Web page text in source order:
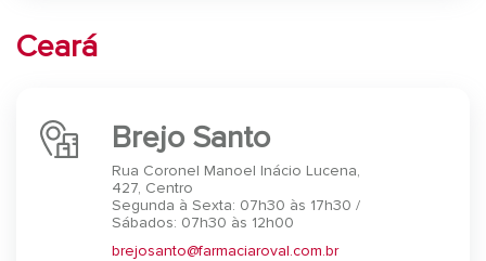
Ceará
Brejo Santo
Rua Coronel Manoel Inácio Lucena,
427, Centro
Segunda à Sexta: 07h30 às 17h30 /
Sábados: 07h30 às 12h00
brejosanto@farmaciaroval.com.br